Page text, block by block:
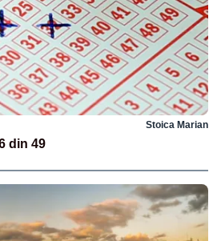
Stoica Marian
din 49